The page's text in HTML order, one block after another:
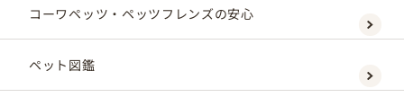
コーワペッツ・ペッツフレンズの安心
ペット図鑑